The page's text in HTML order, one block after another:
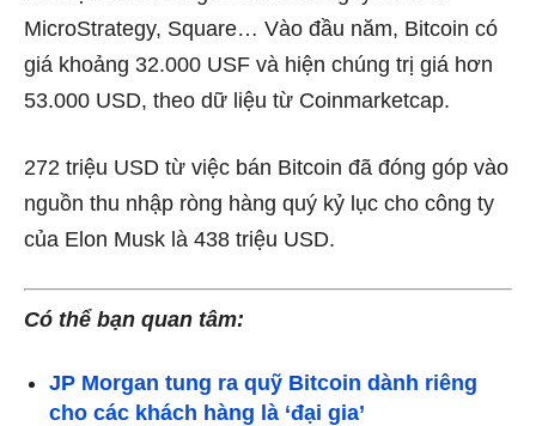
MicroStrategy, Square… Vào đầu năm, Bitcoin có
giá khoảng 32.000 USF và hiện chúng trị giá hơn
53.000 USD, theo dữ liệu từ Coinmarketcap.
272 triệu USD từ việc bán Bitcoin đã đóng góp vào
nguồn thu nhập ròng hàng quý kỷ lục cho công ty
của Elon Musk là 438 triệu USD.
Có thể bạn quan tâm:
JP Morgan tung ra quỹ Bitcoin dành riêng
cho các khách hàng là ‘đại gia’